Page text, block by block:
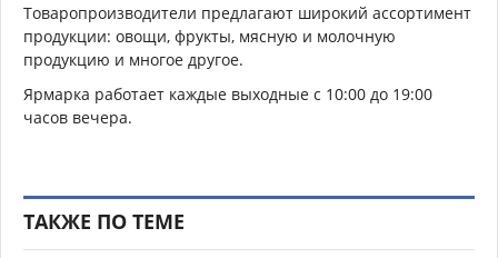
Товаропроизводители предлагают широкий ассортимент
продукции: овощи, фрукты, мясную и молочную
продукцию и многое другое.
Ярмарка работает каждые выходные с 10:00 до 19:00
часов вечера.
ТАКЖЕ ПО ТЕМЕ